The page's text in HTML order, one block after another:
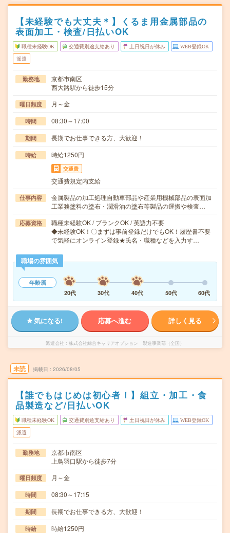
【未経験でも大丈夫＊】くるま用金属部品の
表面加工・検査/日払いOK
職種未経験OK 交通費別途支給あり 土日祝日が休み WEB登録OK
派遣
勤務地
京都市南区
西大路駅から徒歩15分
曜日頻度 月～金
時間 08:30～17:00
期間 長期でお仕事できる方、大歓迎！
時給 時給1250円
交通費
交通費規定内支給
仕事内容
金属製品の加工処理自動車部品や産業用機械部品の表面加
工業務塗料の塗布・潤滑油の塗布等製品の運搬や検査…
応募資格
職種未経験OK / ブランクOK / 英語力不要
◆未経験OK！〇まずは事前登録だけでもOK！履歴書不要
で気軽にオンライン登録★氏名・職種などを入力す…
職場の雰囲気
年齢層
20代
30代 40代 50代 60代
気になる! 応募へ進む 詳しく見る
派遣会社 株式会社綜合キャリアオプション 製造事業部（全国）
未読 掲載日 2026/08/05
【誰でもはじめは初心者！】組立・加工・食
品製造など/日払いOK
職種未経験OK 交通費別途支給あり 土日祝日が休み WEB登録OK
派遣
勤務地
京都市南区
上鳥羽口駅から徒歩7分
曜日頻度 月～金
時間 08:30～17:15
期間 長期でお仕事できる方、大歓迎！
時給 時給1250円